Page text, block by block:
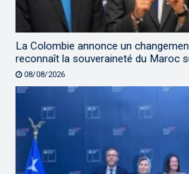
La Colombie annonce un
reconnaît la souveraineté du Maroc
08/08/2026